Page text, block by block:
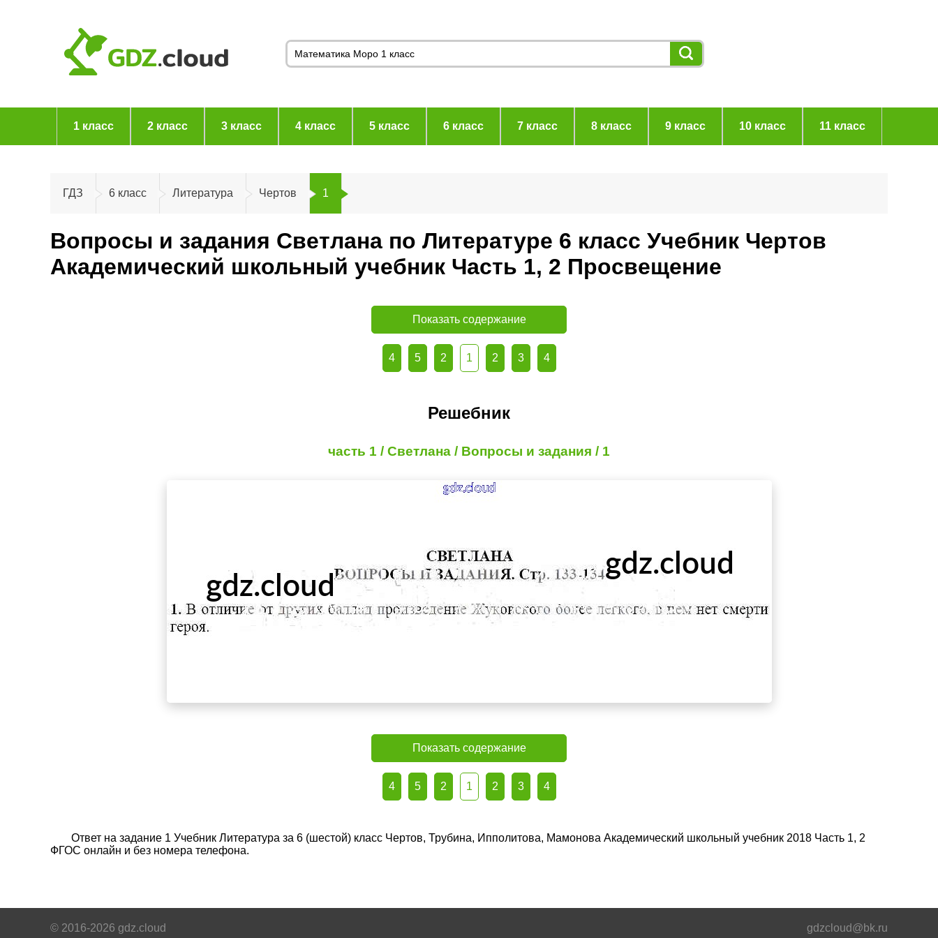
1 класс 2 класс 3 класс 4 класс 5 класс 6 класс 7 класс 8 класс 9 класс 10 класс 11 класс
ГДЗ 6 класс Литература Чертов 1
Вопросы и задания Светлана по Литературе 6 класс Учебник Чертов
Академический школьный учебник Часть 1, 2 Просвещение
Показать содержание
4 5 2 1 2 3 4
Решебник
часть 1 / Светлана / Вопросы и задания / 1
Показать содержание
4 5 2 1 2 3 4
Ответ на задание 1 Учебник Литература за 6 (шестой) класс Чертов, Трубина, Ипполитова, Мамонова Академический школьный учебник 2018 Часть 1, 2
ФГОС онлайн и без номера телефона.
© 2016-2026 gdz.cloud gdzcloud@bk.ru